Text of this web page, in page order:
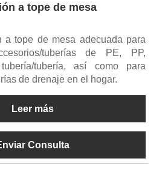
a tope de mesa
a tope de mesa adecuada para
tuberías de PE, PP,
tubería, así como para
de drenaje en el hogar.
Leer más
Consulta